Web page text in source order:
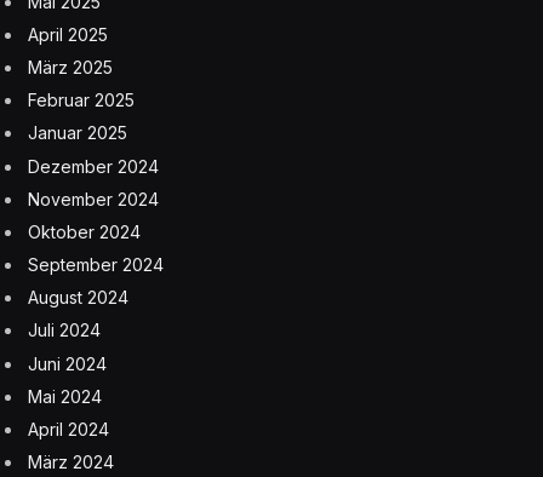
April 2025
März 2025
Februar 2025
Januar 2025
Dezember 2024
November 2024
Oktober 2024
September 2024
August 2024
Juli 2024
Juni 2024
Mai 2024
April 2024
März 2024